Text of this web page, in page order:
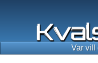
Var vill